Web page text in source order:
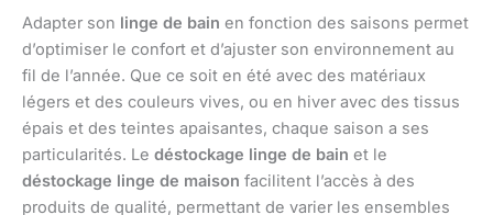
Adapter son linge de bain en fonction des saisons permet
d’optimiser le confort et d’ajuster son environnement au
fil de l’année. Que ce soit en été avec des matériaux
légers et des couleurs vives, ou en hiver avec des tissus
épais et des teintes apaisantes, chaque saison a ses
particularités. Le déstockage linge de bain et le
déstockage linge de maison facilitent l’accès à des
produits de qualité, permettant de varier les ensembles